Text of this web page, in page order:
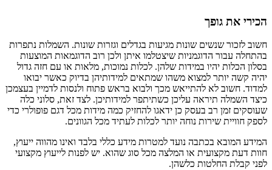
את גופך
לזכור שנשים שונות מגיעות בגדלים וגזרות שונות. השמלות נתפרות
עבור הדוגמניות שיצטלמו איתן ולכן רוב הדוגמאות המוצעות
הכלות יהיו במידות שלהן. לכלות נמוכות, מלאות או עם חזה גדול
קשה יותר למצוא משהו שמתאים למידותיהן בדיוק כאשר יבואו
חשוב לא להתייאש מכך ולבוא בראש פתוח ולנסות לדמיין בעצמכן
השמלה תיראה עליכן כשתיתפר למידותיכן. לצד זאת, סלוני כלה
זמן רב בעסק כן ידאגו להחזיק כמה מידות מכל דגם פופולרי כדי
חוויית שירות נוחה יותר לכלות לעתיד מכל הגוונים.
המובא בכתבה נועד למטרות מידע כללי בלבד ואינו מהווה ייעוץ,
דעת מקצועית או המלצה מכל סוג שהוא. יש לפנות לייעוץ מקצועי
קבלת החלטות כלשהן.